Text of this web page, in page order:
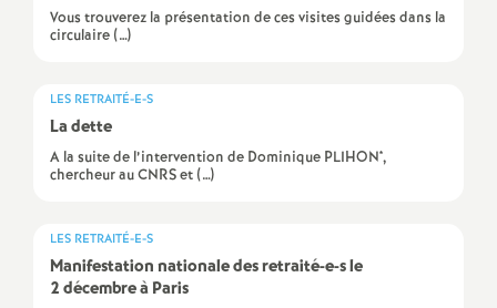
s
Vous trouverez la présentation de ces visites guidées dans la
circulaire (…)
LES RETRAITÉ-E-S
La dette
A la suite de l’intervention de Dominique PLIHON*,
chercheur au CNRS et (…)
LES RETRAITÉ-E-S
Manifestation nationale des retraité-e-s le
2 décembre à Paris